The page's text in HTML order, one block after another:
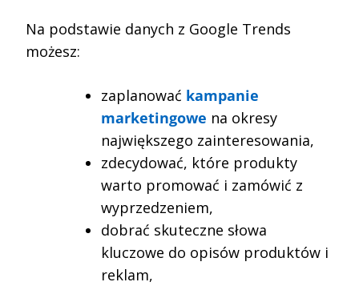
Na podstawie danych z Google Trends
możesz:
zaplanować kampanie
marketingowe na okresy
największego zainteresowania,
zdecydować, które produkty
warto promować i zamówić z
wyprzedzeniem,
dobrać skuteczne słowa
kluczowe do opisów produktów i
reklam,